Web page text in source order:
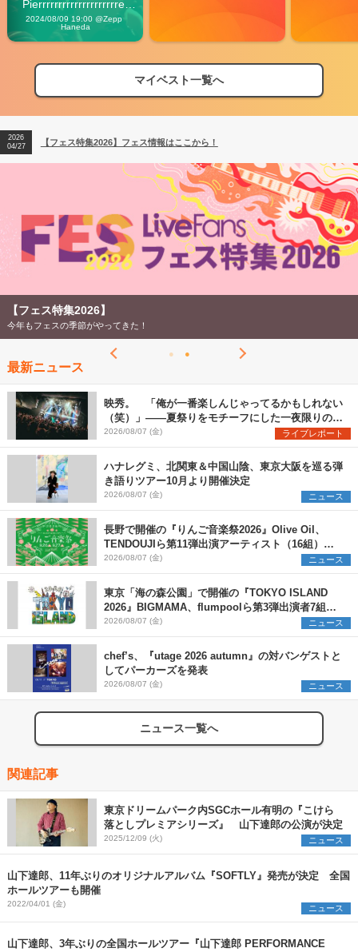
Pierrrrrrrrrrrrrrrrrrrre
Vibes
2024/08/09 19:00 @Zepp
Haneda
マイベスト一覧へ
【フェス特集2026】フェス情報はここから！
【ライブ動員ランキング】2026年上半期編発表！
2026
04/27
【フェス特集2026】フェス情報はここから！
2026
【ライブ動員ランキング】2026年上半期編発表！
【フェス特集2026】
今年もフェスの季節がやってきた！
最新ニュース
映秀。 「俺が一番楽しんじゃってるかもしれない
（笑）」――夏祭りをモチーフにした一夜限りのス
ペシャルライブ『色祭』レポート
2026/08/07 (金) ライブレポート
ハナレグミ、北関東＆中国山陰、東京大阪を巡る弾
き語りツアー10月より開催決定
2026/08/07 (金) ニュース
長野で開催の『りんご音楽祭2026』Olive Oil、
TENDOUJIら第11弾出演アーティスト（16組）を
発表
2026/08/07 (金) ニュース
東京「海の森公園」で開催の『TOKYO ISLAND
2026』BIGMAMA、flumpoolら第3弾出演者7組を
発表 ワークショップ・アート出展者を募集
2026/08/07 (金) ニュース
chef’s、『utage 2026 autumn』の対バンゲストと
してパーカーズを発表
2026/08/07 (金) ニュース
ニュース一覧へ
関連記事
東京ドリームパーク内SGCホール有明の『こけら
落としプレミアシリーズ』 山下達郎の公演が決定
2025/12/09 (火) ニュース
山下達郎、11年ぶりのオリジナルアルバム『SOFTLY』発売が決定 全国
ホールツアーも開催
2022/04/01 (金) ニュース
山下達郎、3年ぶりの全国ホールツアー『山下達郎 PERFORMANCE